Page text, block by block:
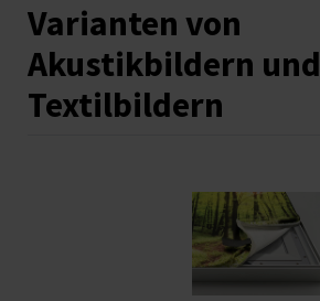
Varianten von
Akustikbildern und
Textilbildern